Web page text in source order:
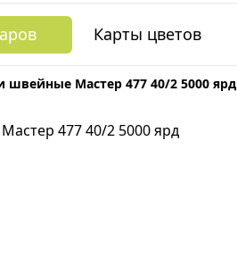
Карты цветов
швейные Мастер 477 40/2 5000 ярд